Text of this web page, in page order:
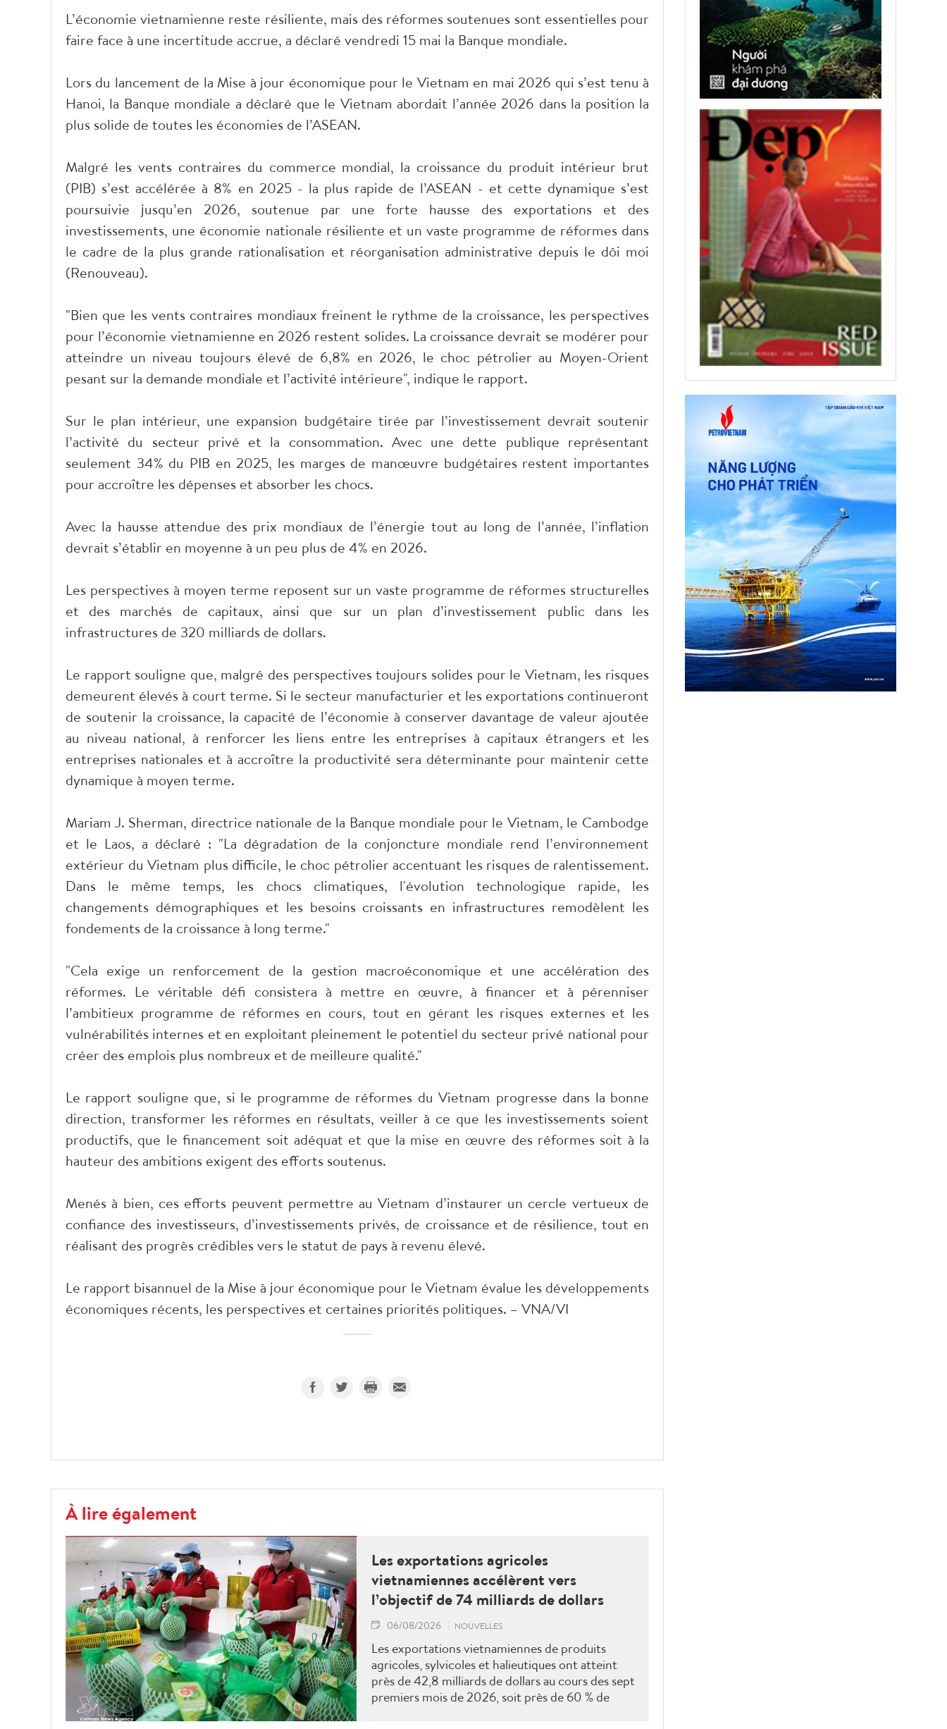
L’économie vietnamienne reste résiliente, mais des réformes soutenues sont essentielles pour
faire face à une incertitude accrue, a déclaré vendredi 15 mai la Banque mondiale.
Lors du lancement de la Mise à jour économique pour le Vietnam en mai 2026 qui s’est tenu à
Hanoi, la Banque mondiale a déclaré que le Vietnam abordait l’année 2026 dans la position la
plus solide de toutes les économies de l’ASEAN.
Malgré les vents contraires du commerce mondial, la croissance du produit intérieur brut
(PIB) s’est accélérée à 8% en 2025 - la plus rapide de l’ASEAN - et cette dynamique s’est
poursuivie jusqu’en 2026, soutenue par une forte hausse des exportations et des
investissements, une économie nationale résiliente et un vaste programme de réformes dans
le cadre de la plus grande rationalisation et réorganisation administrative depuis le dôi moi
(Renouveau).
"Bien que les vents contraires mondiaux freinent le rythme de la croissance, les perspectives
pour l’économie vietnamienne en 2026 restent solides. La croissance devrait se modérer pour
atteindre un niveau toujours élevé de 6,8% en 2026, le choc pétrolier au Moyen-Orient
pesant sur la demande mondiale et l’activité intérieure", indique le rapport.
Sur le plan intérieur, une expansion budgétaire tirée par l’investissement devrait soutenir
l’activité du secteur privé et la consommation. Avec une dette publique représentant
seulement 34% du PIB en 2025, les marges de manœuvre budgétaires restent importantes
pour accroître les dépenses et absorber les chocs.
Avec la hausse attendue des prix mondiaux de l’énergie tout au long de l’année, l’inflation
devrait s’établir en moyenne à un peu plus de 4% en 2026.
Les perspectives à moyen terme reposent sur un vaste programme de réformes structurelles
et des marchés de capitaux, ainsi que sur un plan d’investissement public dans les
infrastructures de 320 milliards de dollars.
Le rapport souligne que, malgré des perspectives toujours solides pour le Vietnam, les risques
demeurent élevés à court terme. Si le secteur manufacturier et les exportations continueront
de soutenir la croissance, la capacité de l’économie à conserver davantage de valeur ajoutée
au niveau national, à renforcer les liens entre les entreprises à capitaux étrangers et les
entreprises nationales et à accroître la productivité sera déterminante pour maintenir cette
dynamique à moyen terme.
Mariam J. Sherman, directrice nationale de la Banque mondiale pour le Vietnam, le Cambodge
et le Laos, a déclaré : "La dégradation de la conjoncture mondiale rend l’environnement
extérieur du Vietnam plus difficile, le choc pétrolier accentuant les risques de ralentissement.
Dans le même temps, les chocs climatiques, l'évolution technologique rapide, les
changements démographiques et les besoins croissants en infrastructures remodèlent les
fondements de la croissance à long terme."
"Cela exige un renforcement de la gestion macroéconomique et une accélération des
réformes. Le véritable défi consistera à mettre en œuvre, à financer et à pérenniser
l’ambitieux programme de réformes en cours, tout en gérant les risques externes et les
vulnérabilités internes et en exploitant pleinement le potentiel du secteur privé national pour
créer des emplois plus nombreux et de meilleure qualité."
Le rapport souligne que, si le programme de réformes du Vietnam progresse dans la bonne
direction, transformer les réformes en résultats, veiller à ce que les investissements soient
productifs, que le financement soit adéquat et que la mise en œuvre des réformes soit à la
hauteur des ambitions exigent des efforts soutenus.
Menés à bien, ces efforts peuvent permettre au Vietnam d’instaurer un cercle vertueux de
confiance des investisseurs, d’investissements privés, de croissance et de résilience, tout en
réalisant des progrès crédibles vers le statut de pays à revenu élevé.
Le rapport bisannuel de la Mise à jour économique pour le Vietnam évalue les développements
économiques récents, les perspectives et certaines priorités politiques. – VNA/VI
À lire également
Les exportations agricoles
vietnamiennes accélèrent vers
l’objectif de 74 milliards de dollars
06/08/2026 NOUVELLES
Les exportations vietnamiennes de produits
agricoles, sylvicoles et halieutiques ont atteint
près de 42,8 milliards de dollars au cours des sept
premiers mois de 2026, soit près de 60 % de